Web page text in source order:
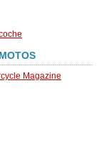
Magazine